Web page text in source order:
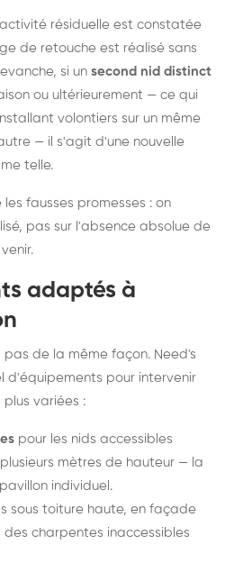
résiduelle est constatée
de retouche est réalisé sans
si un second nid distinct
ou ultérieurement — ce qui
volontiers sur un même
— il s'agit d'une nouvelle
telle.
fausses promesses : on
pas sur l'absence absolue de
adaptés à
pas de la même façon. Need's
d'équipements pour intervenir
variées :
pour les nids accessibles
mètres de hauteur — la
individuel.
sous toiture haute, en façade
charpentes inaccessibles